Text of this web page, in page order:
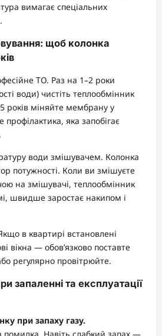
вимагає спеціальних
щоб колонка
ТО. Раз на 1–2 роки
води) чистіть теплообмінник
років міняйте мембрану у
яка запобігає
води змішувачем. Колонка
потужності. Коли ви змішуєте
на змішувачі, теплообмінник
швидше заростає накипом і
в квартирі встановлені
вікна — обов’язково поставте
регулярно провітрюйте.
запаленні та експлуатації
при запаху газу.
Навіть слабкий запах —